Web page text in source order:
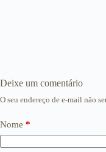
Deixe um comentário
O seu endereço de e-mail não
Nome *